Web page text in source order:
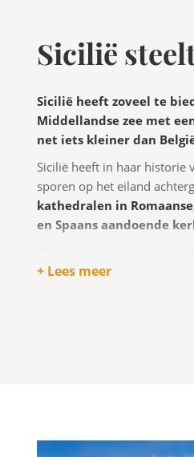
Sicilië
Sicilië heeft zoveel te
Middellandse zee met
net iets kleiner dan
Sicilië heeft in haar historie
sporen op het eiland
kathedralen in
en Spaans aandoende
Beroemde
+ Lees meer